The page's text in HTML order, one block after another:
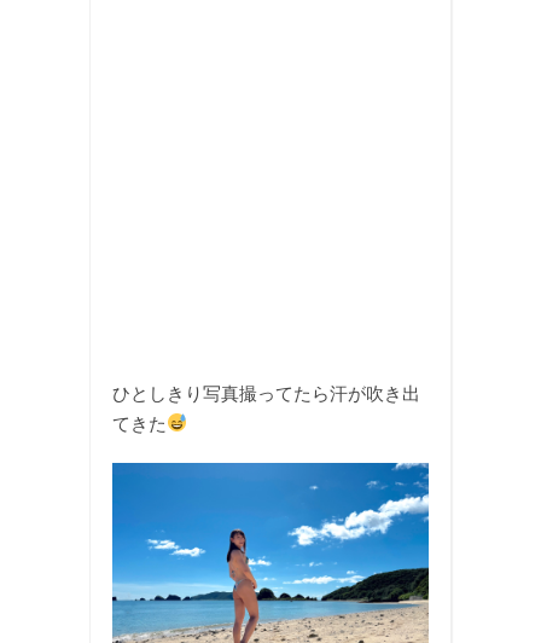
ひとしきり写真撮ってたら汗が吹き出
てきた